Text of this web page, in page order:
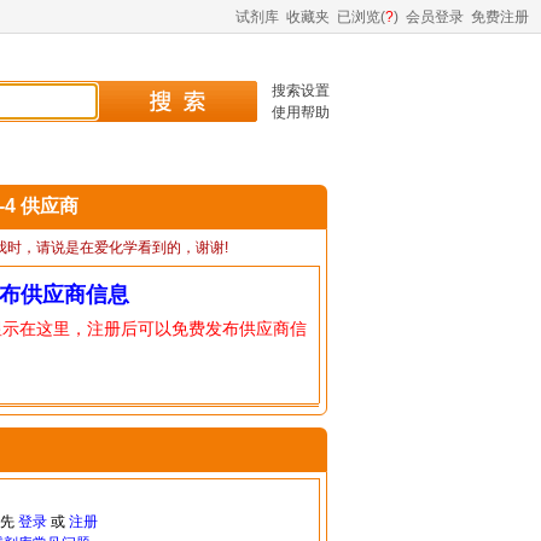
试剂库 收藏夹 已浏览(?) 会员登录 免费注册
搜索设置
使用帮助
供应商
时，请说是在爱化学看到的，谢谢!
供应商信息
在这里，注册后可以免费发布供应商信
登录或 注册